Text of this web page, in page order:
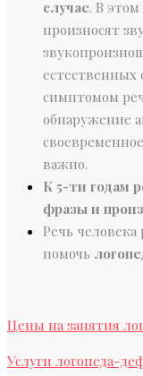
случае. В
произносят
естественных
симптомом
обнаружение
важно.
К 5-ти годам
фразы и
Речь
помочь
Цены на занятия
Услуги логопеда-